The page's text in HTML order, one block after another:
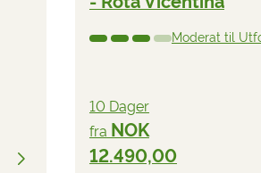
Moderat til
10 Dager
fra NOK
12.490,00